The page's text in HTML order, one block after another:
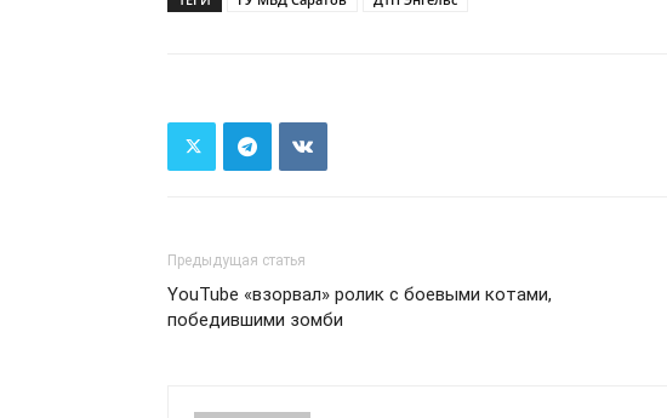
Предыдущая статья
YouTube «взорвал» ролик с боевыми котами,
победившими зомби